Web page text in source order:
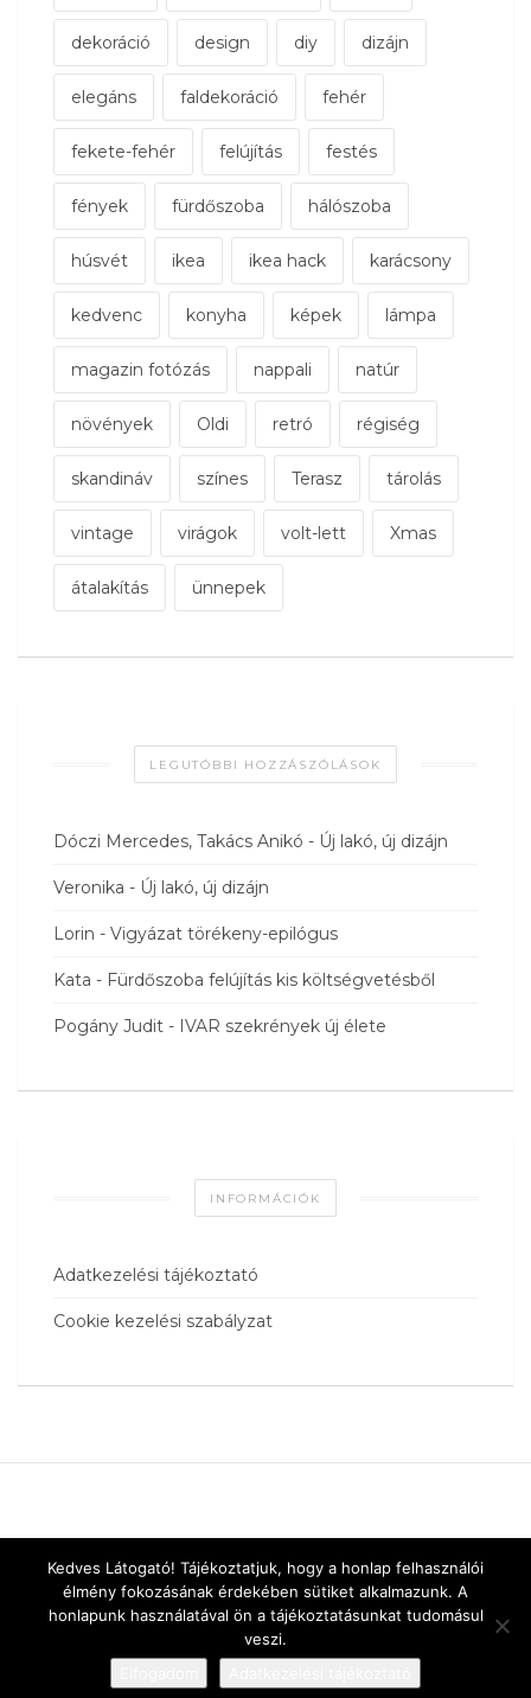
dekoráció design diy dizájn
elegáns faldekoráció fehér
fekete-fehér felújítás festés
fények fürdőszoba hálószoba
húsvét ikea ikea hack karácsony
kedvenc konyha képek lámpa
magazin fotózás nappali natúr
növények Oldi retró régiség
skandináv színes Terasz tárolás
vintage virágok volt-lett Xmas
átalakítás ünnepek
LEGUTÓBBI HOZZÁSZÓLÁSOK
Dóczi Mercedes, Takács Anikó - Új lakó, új dizájn
Veronika - Új lakó, új dizájn
Lorin - Vigyázat törékeny-epilógus
Kata - Fürdőszoba felújítás kis költségvetésből
Pogány Judit - IVAR szekrények új élete
INFORMÁCIÓK
Adatkezelési tájékoztató
Cookie kezelési szabályzat
Kedves Látogató! Tájékoztatjuk, hogy a honlap felhasználói
élmény fokozásának érdekében sütiket alkalmazunk. A
honlapunk használatával ön a tájékoztatásunkat tudomásul
veszi.